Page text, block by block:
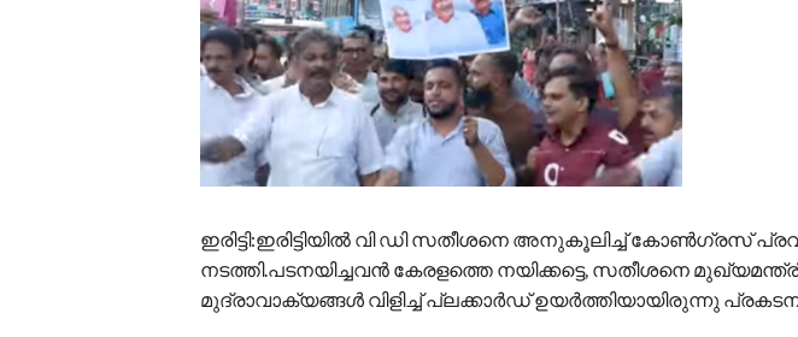
ഇരിട്ടി:ഇരിട്ടിയിൽ വി ഡി സതീശനെ അനുകൂലിച്ച് കോൺഗ്രസ്
നടത്തി.പടനയിച്ചവൻ കേരളത്തെ നയിക്കട്ടെ, സതീശനെ
മുദ്രാവാക്യങ്ങൾ വിളിച്ച് പ്ലക്കാർഡ് ഉയർത്തിയായിരുന്നു